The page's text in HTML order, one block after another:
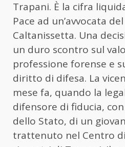
Trapani. È la cifra
Pace ad un’avvocata
Caltanissetta. Una
un duro scontro sul
professione forense e
diritto di difesa. La
mese fa, quando la
difensore di fiducia,
dello Stato, di un
trattenuto nel Centro